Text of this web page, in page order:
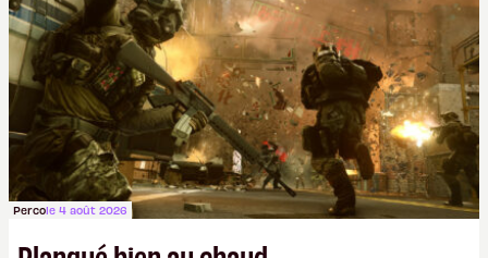
FCetBattlefield, puis virer le reste.P.
Percole 4 août 2026